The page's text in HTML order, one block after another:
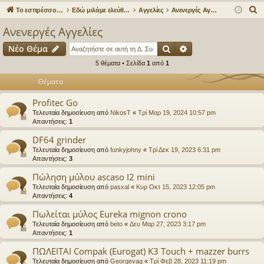
γο
συ
νδ
έσ
εις
Συ
σε
ις
δε ρα
Το εσπρέσσο στα ηλεκτρονικά! Εδώ μιλάμε ελεύθερα για τον καφέ! Αγγελίες Ανενεργές Αγγελίες
τ
Ανενεργές Αγγελίες
Νέο Θέμα Αναζήτηση
5 θέματα • Σελίδα 1 από 1
Θέματα
Profitec Go
Τελευταία δημοσίευση από NikosT « Τρί Μαρ 19, 2024 10:57 pm
Απαντήσεις: 1
DF64 grinder
Τελευταία δημοσίευση από funkyjohny « Τρί Δεκ 19, 2023 6:31 pm
Απαντήσεις: 3
Πώληση μύλου ascaso I2 mini
Τελευταία δημοσίευση από pasxal « Κυρ Οκτ 15, 2023 12:05 pm
Απαντήσεις: 4
Πωλείται μύλος Eureka mignon crono
Τελευταία δημοσίευση από beto « Δευ Μαρ 27, 2023 3:17 pm
Απαντήσεις: 1
ΠΩΛΕΙΤΑΙ Compak (Eurogat) K3 Touch + mazzer burrs
Τελευταία δημοσίευση από Georgevag « Τρί Φεβ 28, 2023 11:19 pm